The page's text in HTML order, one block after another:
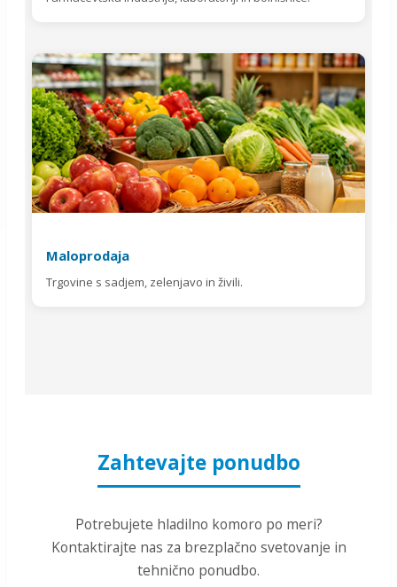
Maloprodaja
Trgovine s sadjem, zelenjavo in živili.
Zahtevajte ponudbo
Potrebujete hladilno komoro po meri?
Kontaktirajte nas za brezplačno svetovanje in
tehnično ponudbo.